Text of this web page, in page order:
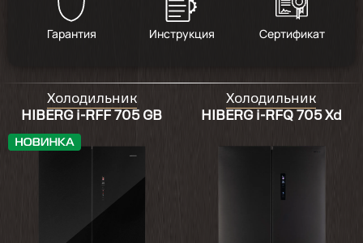
Гарантия Инструкция Сертификат
Холодильник
HIBERG i-RFF 705 GB
Холодильник
HIBERG i-RFQ 705 Xd